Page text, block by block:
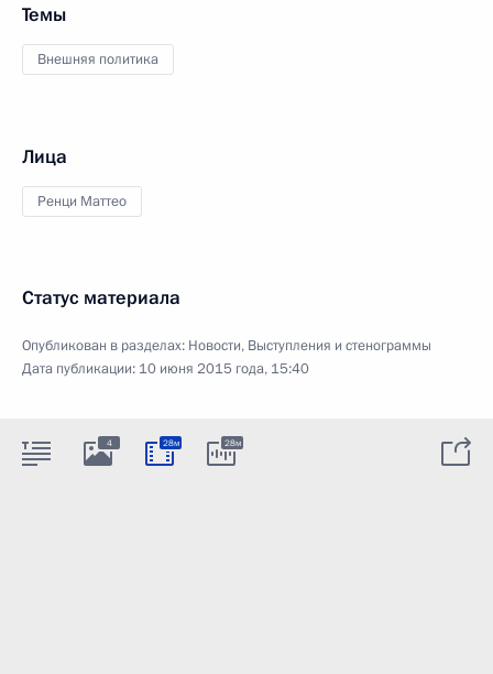
Темы
Внешняя политика
Лица
Ренци Маттео
Статус материала
Опубликован в разделах: Новости, Выступления и стенограммы
Дата публикации: 10 июня 2015 года, 15:40
4 28м 28м